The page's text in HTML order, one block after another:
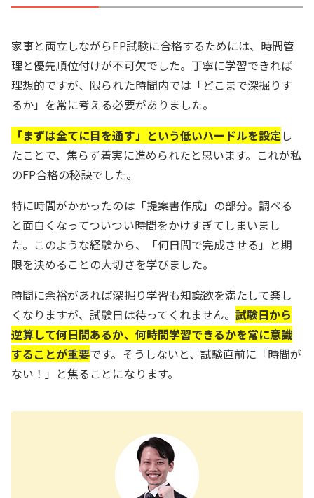
家事と両立しながらFP試験に合格するためには、時間管
理と優先順位付けが不可欠でした。丁寧に学習できれば
理想的ですが、限られた時間内では「どこまで深掘りす
るか」を常に考える必要がありました。
「まずは全てに目を通す」という低いハードルを設定し
たことで、焦らず着実に進められたと思います。これが私
のFP合格の秘訣でした。
特に時間がかかったのは「提案書作成」の部分。調べる
と面白くなってついつい時間をかけすぎてしまいまし
た。このような経験から、「何日間で完成させる」と期
限を決めることの大切さを学びました。
時間に余裕があれば深掘り学習も知識欲を満たして楽し
くなりますが、試験日は待ってくれません。試験日から
逆算して何日間あるか、何時間学習できるかを常に意識
することが重要です。そうしないと、試験直前に「時間が
ない！」と焦ることになります。